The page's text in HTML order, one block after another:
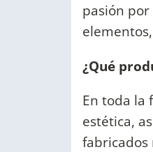
pasión
¿Qué
En toda la
estética,
fabricados